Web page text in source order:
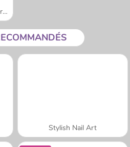
Décoration de chambre universitaire
Stylish Nail Art